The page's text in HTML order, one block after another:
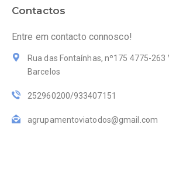
Contactos
Entre em contacto connosco!
Rua das Fontaínhas, nº175 4775-263
Barcelos
252960200/933407151
agrupamentoviatodos@gmail.com